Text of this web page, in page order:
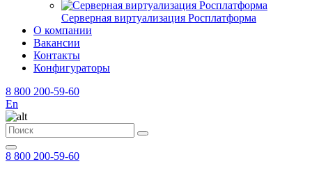
Серверная виртуализация Росплатформа
О компании
Вакансии
Контакты
Конфигураторы
8 800 200-59-60
En
8 800 200-59-60